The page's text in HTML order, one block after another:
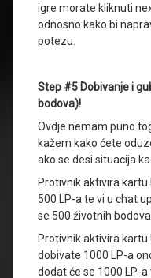
igre morate kliknuti
odnosno kako bi
potezu.
Step #5 Dobivanje i
bodova)!
Ovdje nemam puno
kažem kako ćete
ako se desi situacija
Protivnik aktivira
500 LP-a te vi u chat
se 500 životnih bodova.
Protivnik aktivira kartu
dobivate 1000 LP-a
dodat će se 1000 LP-